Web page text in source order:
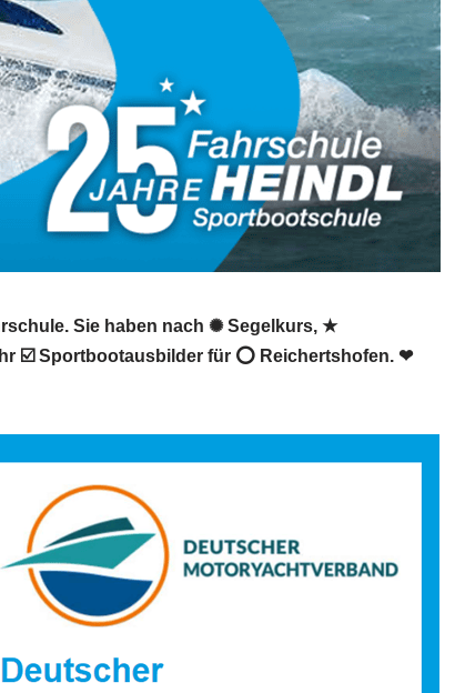
Sie haben nach ✺ Segelkurs, ★
☑️ Sportbootausbilder für ⭕ Reichertshofen. ❤